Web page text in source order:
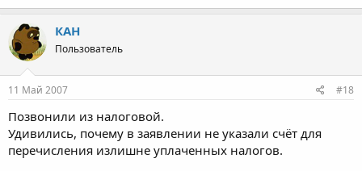
КАН
Пользователь
11 Май 2007 #18
Позвонили из налоговой.
Удивились, почему в заявлении не указали счёт для
перечисления излишне уплаченных налогов.